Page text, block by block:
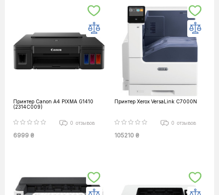
Принтер Canon А4 PIXMA G1410
(2314C009)
0 отзывов
6999 ₴
Принтер Xerox VersaLink C7000N
0 отзывов
105210 ₴